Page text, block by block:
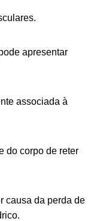
apresentar
associada à
do corpo de reter
causa da perda de